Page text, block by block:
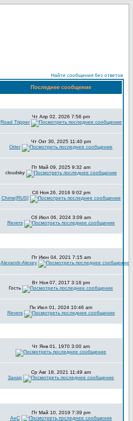
Найти сообщения без ответов
Последнее сообщение
Чт Апр 02, 2026 7:56 pm
Road Tripper
Чт Окт 30, 2025 11:40 pm
Otter
Пт Май 09, 2025 9:32 am
cloudsky
Сб Ноя 26, 2016 9:02 pm
Chime[RUS]
Сб Июл 06, 2024 3:09 am
Revers
Пт Июн 04, 2021 7:15 am
Alexandr-Alexey
Вт Ноя 07, 2017 3:16 pm
Гость
Пн Июл 01, 2024 10:46 am
Revers
Чт Янв 01, 1970 3:00 am
Ср Авг 18, 2021 11:49 am
Захар
Пт Май 10, 2019 7:39 pm
АнС